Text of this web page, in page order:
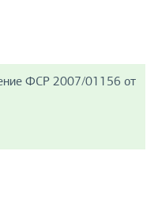
ФСР 2007/01156 от